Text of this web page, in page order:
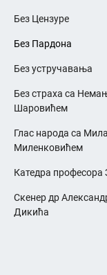
Без Цензуре
Без Пардона
Без устручавања
Без страха са
Шаровићем
Глас народа са
Миленковићем
Катедра професора
Скенер др
Дикића